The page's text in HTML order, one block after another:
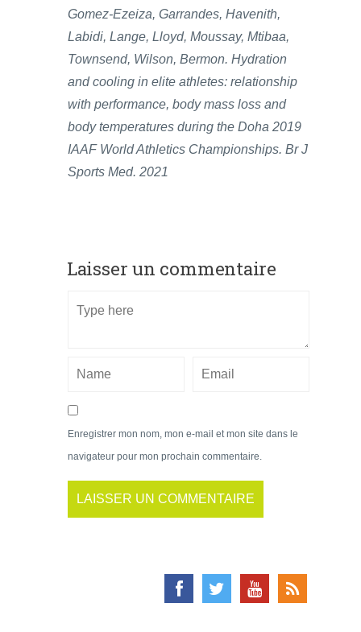
Gomez-Ezeiza, Garrandes, Havenith,
Labidi, Lange, Lloyd, Moussay, Mtibaa,
Townsend, Wilson, Bermon. Hydration
and cooling in elite athletes: relationship
with performance, body mass loss and
body temperatures during the Doha 2019
IAAF World Athletics Championships. Br J
Sports Med. 2021
Laisser un commentaire
Enregistrer mon nom, mon e-mail et mon site dans le
navigateur pour mon prochain commentaire.